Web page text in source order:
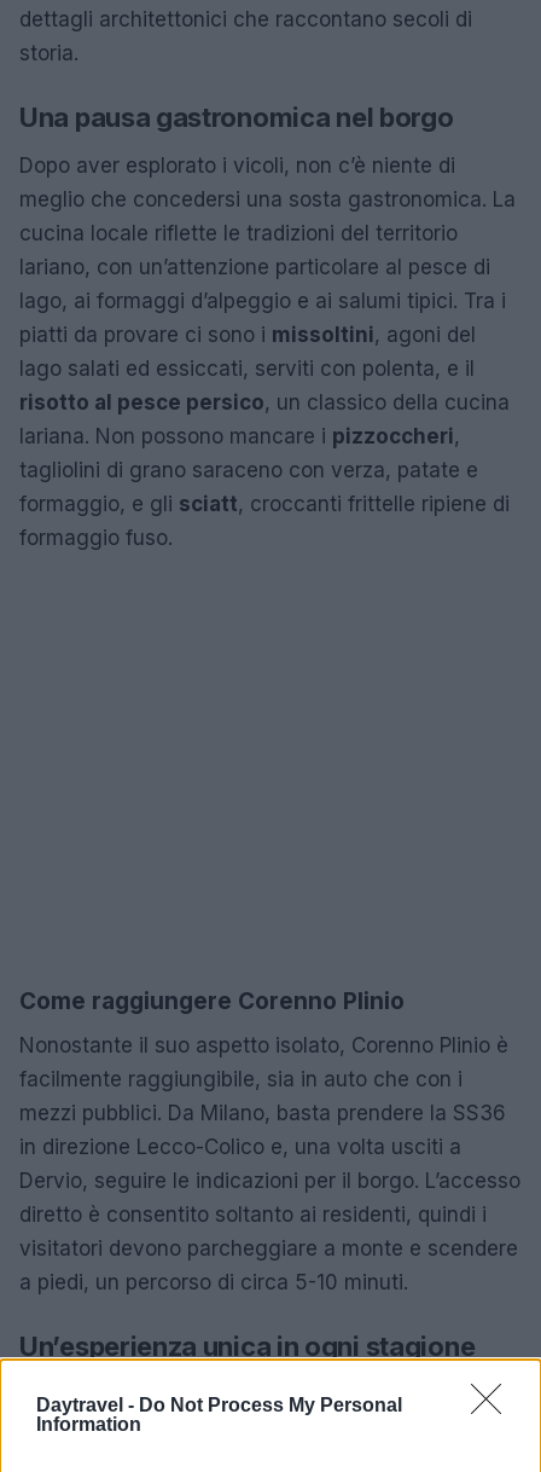
Daytravel - Do Not Process My Personal
Information
dettagli architettonici che raccontano secoli di
storia.
Una pausa gastronomica nel borgo
Dopo aver esplorato i vicoli, non c’è niente di
meglio che concedersi una sosta gastronomica. La
cucina locale riflette le tradizioni del territorio
lariano, con un’attenzione particolare al pesce di
lago, ai formaggi d’alpeggio e ai salumi tipici. Tra i
piatti da provare ci sono i missoltini, agoni del
lago salati ed essiccati, serviti con polenta, e il
risotto al pesce persico, un classico della cucina
lariana. Non possono mancare i pizzoccheri,
tagliolini di grano saraceno con verza, patate e
formaggio, e gli sciatt, croccanti frittelle ripiene di
formaggio fuso.
Come raggiungere Corenno Plinio
Nonostante il suo aspetto isolato, Corenno Plinio è
facilmente raggiungibile, sia in auto che con i
mezzi pubblici. Da Milano, basta prendere la SS36
in direzione Lecco-Colico e, una volta usciti a
Dervio, seguire le indicazioni per il borgo. L’accesso
diretto è consentito soltanto ai residenti, quindi i
visitatori devono parcheggiare a monte e scendere
a piedi, un percorso di circa 5-10 minuti.
Un’esperienza unica in ogni stagione
Corenno Plinio è il luogo ideale per chi cerca
un’esperienza autentica, lontana dal turismo